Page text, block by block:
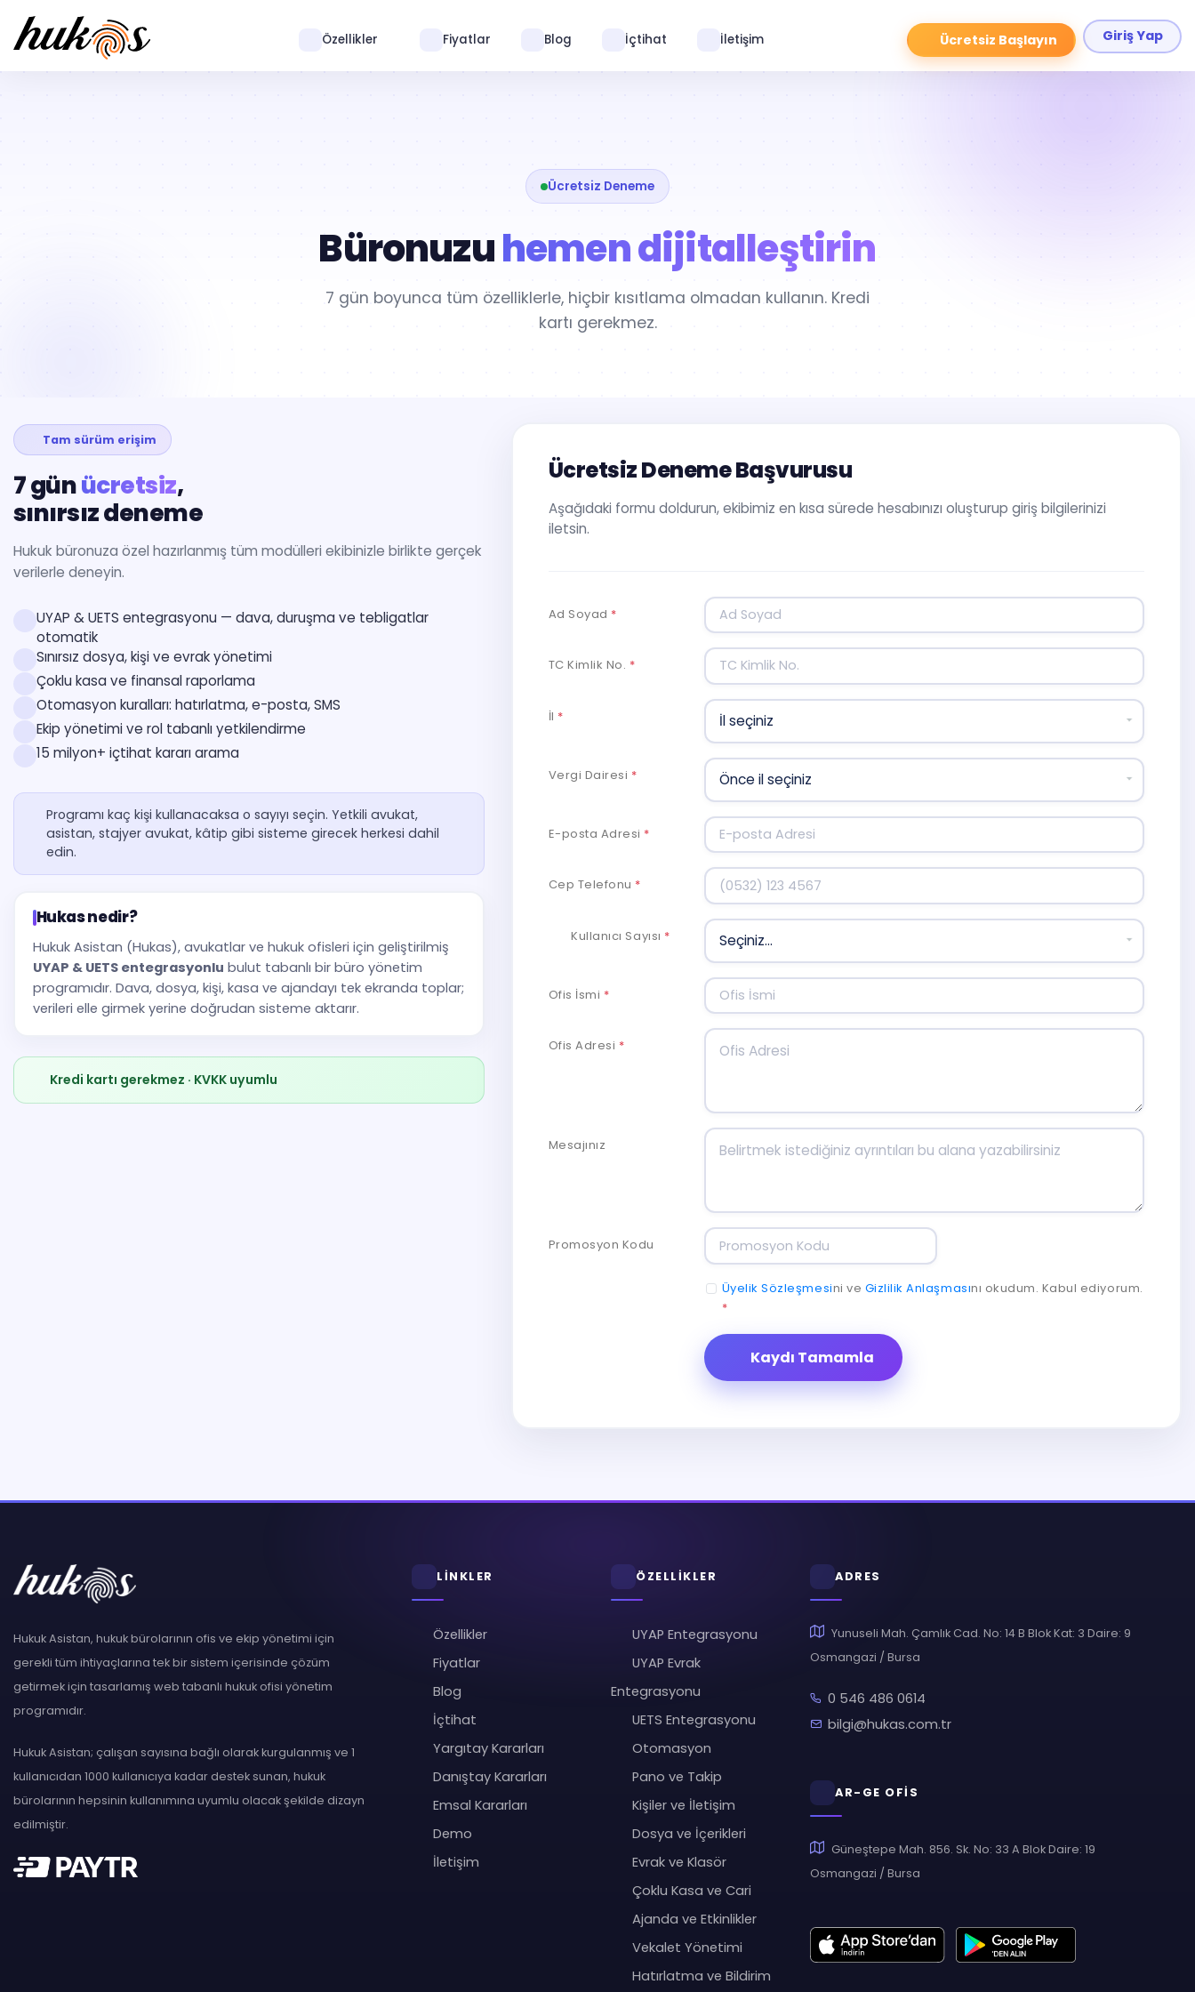
Ücretsiz Başlayın Giriş Yap
Özellikler Fiyatlar Blog İçtihat İletişim
Ücretsiz Deneme
Büronuzuhemen dijitalleştirin
7 gün boyunca tüm özelliklerle, hiçbir kısıtlama olmadan kullanın. Kredi
kartı gerekmez.
Tam sürüm erişim
7 günücretsiz,
sınırsız deneme
Hukuk büronuza özel hazırlanmış tüm modülleri ekibinizle birlikte gerçek
verilerle deneyin.
UYAP & UETS entegrasyonu — dava, duruşma ve tebligatlar
otomatik
Sınırsız dosya, kişi ve evrak yönetimi
Çoklu kasa ve finansal raporlama
Otomasyon kuralları: hatırlatma, e-posta, SMS
Ekip yönetimi ve rol tabanlı yetkilendirme
15 milyon+ içtihat kararı arama
Programı kaç kişi kullanacaksa o sayıyı seçin. Yetkili avukat,
asistan, stajyer avukat, kâtip gibi sisteme girecek herkesi dahil
edin.
Hukas nedir?
Hukuk Asistan (Hukas), avukatlar ve hukuk ofisleri için geliştirilmiş
UYAP & UETS entegrasyonlu bulut tabanlı bir büro yönetim
programıdır. Dava, dosya, kişi, kasa ve ajandayı tek ekranda toplar;
verileri elle girmek yerine doğrudan sisteme aktarır.
Kredi kartı gerekmez · KVKK uyumlu
Ücretsiz Deneme Başvurusu
Aşağıdaki formu doldurun, ekibimiz en kısa sürede hesabınızı oluşturup giriş bilgilerinizi
iletsin.
Ad Soyad *
TC Kimlik No. *
İl *
Vergi Dairesi *
E-posta Adresi *
Cep Telefonu *
Kullanıcı Sayısı *
Ofis İsmi *
Ofis Adresi *
Mesajınız
Promosyon Kodu
Üyelik Sözleşmesini ve Gizlilik Anlaşmasını okudum. Kabul ediyorum.
*
Kaydı Tamamla
Hukuk Asistan, hukuk bürolarının ofis ve ekip yönetimi için
gerekli tüm ihtiyaçlarına tek bir sistem içerisinde çözüm
getirmek için tasarlamış web tabanlı hukuk ofisi yönetim
programıdır.
Hukuk Asistan; çalışan sayısına bağlı olarak kurgulanmış ve 1
kullanıcıdan 1000 kullanıcıya kadar destek sunan, hukuk
bürolarının hepsinin kullanımına uyumlu olacak şekilde dizayn
edilmiştir.
LİNKLER
Özellikler
Fiyatlar
Blog
İçtihat
Yargıtay Kararları
Danıştay Kararları
Emsal Kararları
Demo
İletişim
ÖZELLİKLER
UYAP Entegrasyonu
UYAP Evrak
Entegrasyonu
UETS Entegrasyonu
Otomasyon
Pano ve Takip
Kişiler ve İletişim
Dosya ve İçerikleri
Evrak ve Klasör
Çoklu Kasa ve Cari
Ajanda ve Etkinlikler
Vekalet Yönetimi
Hatırlatma ve Bildirim
ADRES
Yunuseli Mah. Çamlık Cad. No: 14 B Blok Kat: 3 Daire: 9
Osmangazi / Bursa
0 546 486 0614
bilgi@hukas.com.tr
AR-GE OFİS
Güneştepe Mah. 856. Sk. No: 33 A Blok Daire: 19
Osmangazi / Bursa